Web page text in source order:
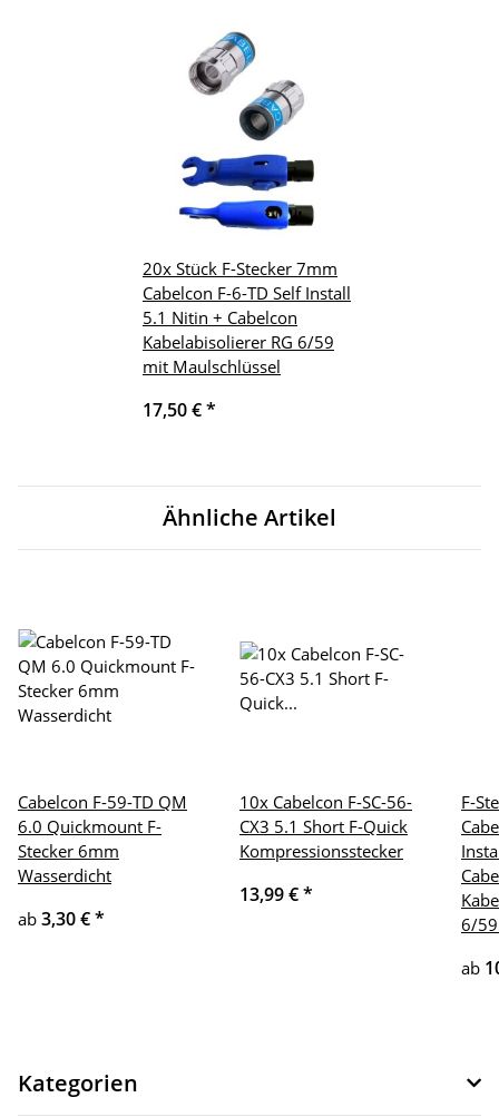
20x Stück F-Stecker 7mm
Cabelcon F-6-TD Self Install
5.1 Nitin + Cabelcon
Kabelabisolierer RG 6/59
mit Maulschlüssel
17,50 €*
Ähnliche Artikel
Cabelcon F-59-TD QM
6.0 Quickmount F-
Stecker 6mm
Wasserdicht
ab 3,30 €*
10x Cabelcon F-SC-56-
CX3 5.1 Short F-Quick
Kompressionsstecker
13,99 €*
F-
6/
ab
Kategorien